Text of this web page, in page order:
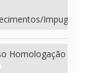
Homologação DOE